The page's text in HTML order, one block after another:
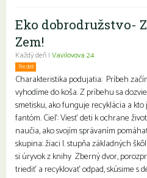
Eko dobrodružstvo-
Zem!
Každý deň | Vavilovova 24
Pre deti
Charakteristika podujatia: Príbeh
vyhodíme do koša. Z príbehu sa
smetisku, ako funguje recyklácia a
fantóm. Cieľ: Viesť deti k ochrane
naučia, ako svojím správaním
skupina: žiaci I. stupňa základných
si úryvok z knihy Zberný dvor,
triediť a recyklovať odpad, skúsime s